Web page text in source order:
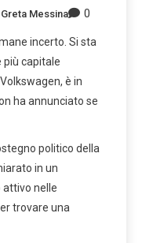
Greta Messina 0
incerto. Si sta
più capitale
è in
ha annunciato se
politico della
in un
attivo nelle
trovare una